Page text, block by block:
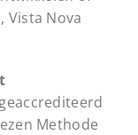
Vista Nova
Methode